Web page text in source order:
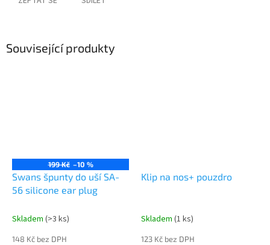
Související produkty
199 Kč –10 %
Swans špunty do uší SA-
56 silicone ear plug
Skladem (>3 ks)
148 Kč bez DPH
Klip na nos+ pouzdro
Skladem (1 ks)
123 Kč bez DPH